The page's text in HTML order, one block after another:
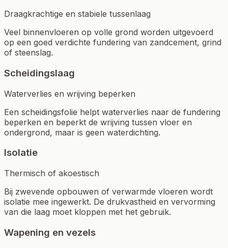
Draagkrachtige en stabiele tussenlaag
Veel binnenvloeren op volle grond worden uitgevoerd
op een goed verdichte fundering van zandcement, grind
of steenslag.
Scheidingslaag
Waterverlies en wrijving beperken
Een scheidingsfolie helpt waterverlies naar de fundering
beperken en beperkt de wrijving tussen vloer en
ondergrond, maar is geen waterdichting.
Isolatie
Thermisch of akoestisch
Bij zwevende opbouwen of verwarmde vloeren wordt
isolatie mee ingewerkt. De drukvastheid en vervorming
van die laag moet kloppen met het gebruik.
Wapening en vezels